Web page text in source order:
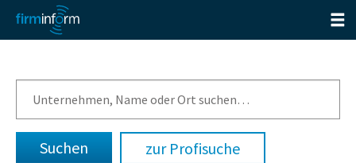
zur Profisuche